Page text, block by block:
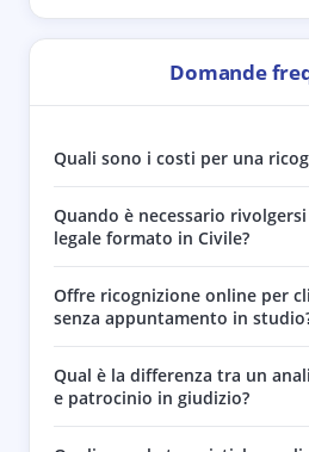
Domande
Quali sono i costi per una
Quando è necessario
legale formato in Civile?
Offre ricognizione online per
senza appuntamento in
Qual è la differenza tra un
e patrocinio in giudizio?